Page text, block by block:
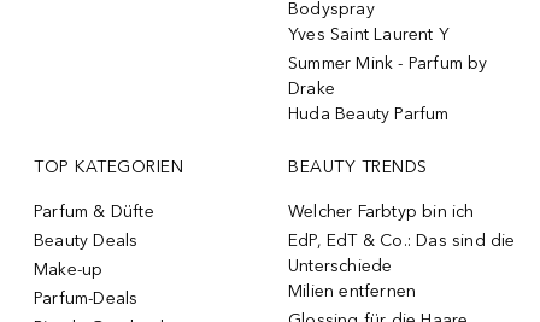
Bodyspray
Yves Saint Laurent Y
Summer Mink - Parfum by
Drake
Huda Beauty Parfum
TOP KATEGORIEN
Parfum & Düfte
Beauty Deals
Make-up
Parfum-Deals
BEAUTY TRENDS
Welcher Farbtyp bin ich
EdP, EdT & Co.: Das sind die
Unterschiede
Milien entfernen